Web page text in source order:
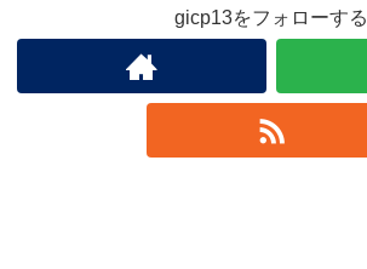
gicp13をフォローする